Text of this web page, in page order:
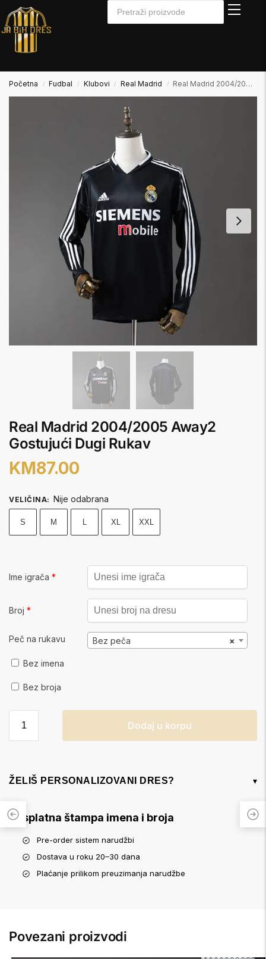
Početna / Fudbal / Klubovi / Real Madrid / Real Madrid 2004/2005 Away2 Gostujući Dugi Rukav
Real Madrid 2004/2005 Away2
Gostujući Dugi Rukav
KM87.00
VELIČINA: Nije odabrana
S M L XL XXL
Ime igrača *
Broj *
Peč na rukavu ×
Bez peča
Bez imena
Bez broja
Dodaj u korpu
ŽELIŠ PERSONALIZOVANI DRES? ▾
Besplatna štampa imena i broja
Pre-order sistem narudžbi
Dostava u roku 20–30 dana
Plaćanje prilikom preuzimanja narudžbe
Povezani proizvodi